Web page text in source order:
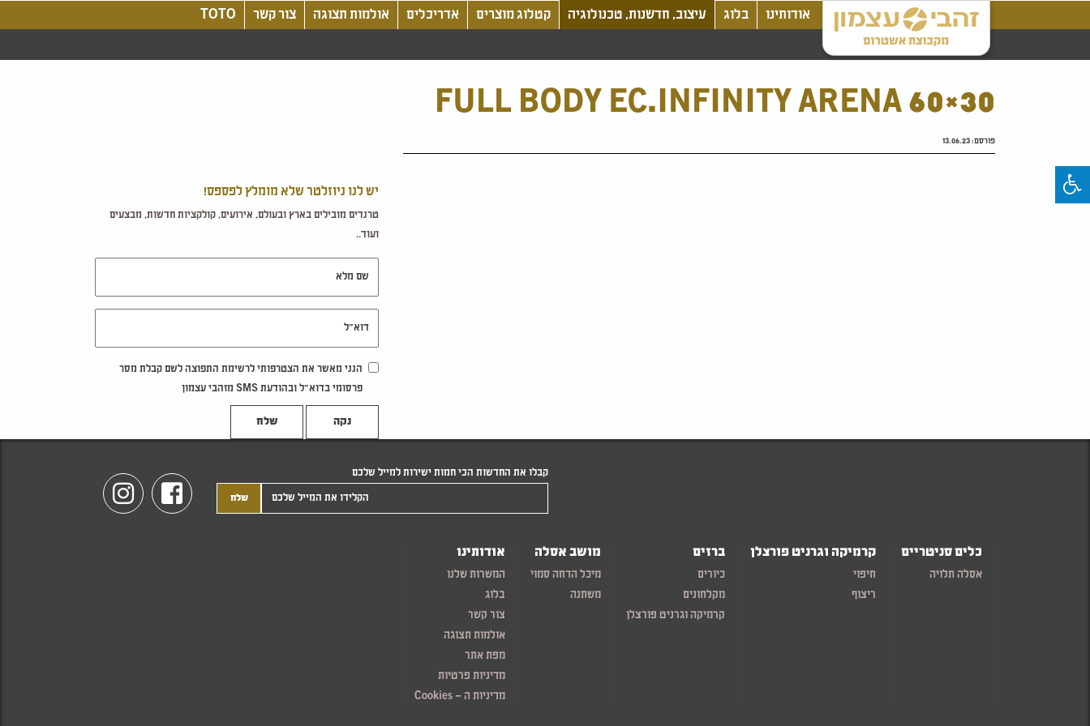
אודותינו בלוג עיצוב, חדשנות, טכנולוגיה קטלוג מוצרים אדריכלים אולמות תצוגה צור קשר TOTO
FULL BODY EC.INFINITY ARENA 60×30
פורסם:13.06.23
יש לנו ניוזלטר שלא מומלץ לפספס!
טרנדים מובילים בארץ ובעולם, אירועים, קולקציות חדשות, מבצעים
ועוד..
הנני מאשר את הצטרפותי לרשימת התפוצה לשם קבלת מסר
פרסומי בדוא"ל ובהודעת SMS מזהבי עצמון
נקה
Facebook
Instagram
קבלו את החדשות הכי חמות ישירות למייל שלכם
כלים סניטריים
אסלה תלויה
קרמיקה וגרניט פורצלן
חיפוי
ריצוף
ברזים
כיורים
מקלחונים
קרמיקה וגרניט פורצלן
מושב אסלה
מיכל הדחה סמוי
משתנה
אודותינו
המשרות שלנו
בלוג
צור קשר
אולמות תצוגה
מפת אתר
מדיניות פרטיות
מדיניות ה – Cookies